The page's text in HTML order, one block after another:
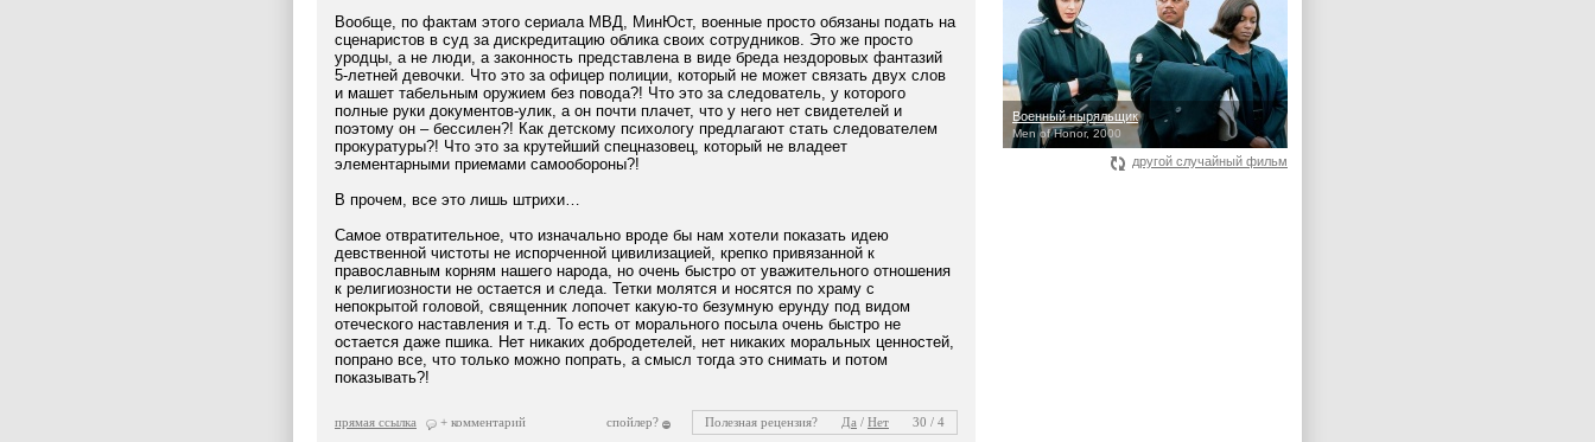
Вообще, по фактам этого сериала МВД, МинЮст, военные просто обязаны подать на
сценаристов в суд за дискредитацию облика своих сотрудников. Это же просто
уродцы, а не люди, а законность представлена в виде бреда нездоровых фантазий
5-летней девочки. Что это за офицер полиции, который не может связать двух слов
и машет табельным оружием без повода?! Что это за следователь, у которого
полные руки документов-улик, а он почти плачет, что у него нет свидетелей и
поэтому он – бессилен?! Как детскому психологу предлагают стать следователем
прокуратуры?! Что это за крутейший спецназовец, который не владеет
элементарными приемами самообороны?!
В прочем, все это лишь штрихи…
Самое отвратительное, что изначально вроде бы нам хотели показать идею
девственной чистоты не испорченной цивилизацией, крепко привязанной к
православным корням нашего народа, но очень быстро от уважительного отношения
к религиозности не остается и следа. Тетки молятся и носятся по храму с
непокрытой головой, священник лопочет какую-то безумную ерунду под видом
отеческого наставления и т.д. То есть от морального посыла очень быстро не
остается даже пшика. Нет никаких добродетелей, нет никаких моральных ценностей,
попрано все, что только можно попрать, а смысл тогда это снимать и потом
показывать?!
прямая ссылка + комментарий Полезная рецензия?
спойлер? Да / Нет 30 / 4
Военный ныряльщик
Men of Honor, 2000
другой случайный фильм